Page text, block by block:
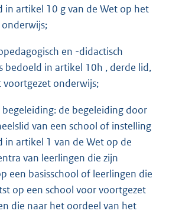
in artikel 10 g van de Wet op het
en -didactisch
bedoeld in artikel 10h , derde lid,
voortgezet onderwijs;
de begeleiding door
van een school of instelling
in artikel 1 van de Wet op de
van leerlingen die zijn
een basisschool of leerlingen die
op een school voor voortgezet
die naar het oordeel van het